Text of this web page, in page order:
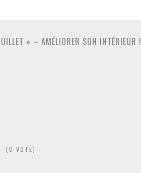
» – AMÉLIORER SON INTÉRIEUR !
(0 VOTE)